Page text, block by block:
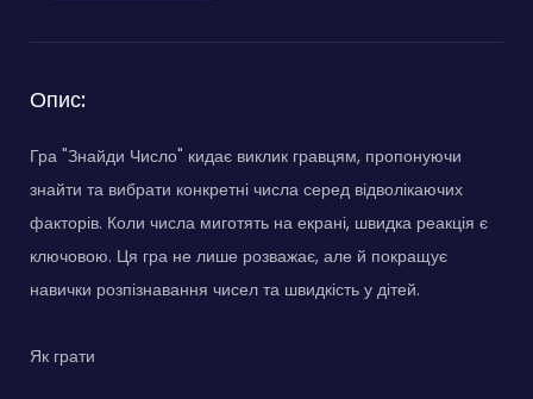
Опис:
Гра "Знайди Число" кидає виклик гравцям, пропонуючи
знайти та вибрати конкретні числа серед відволікаючих
факторів. Коли числа миготять на екрані, швидка реакція є
ключовою. Ця гра не лише розважає, але й покращує
навички розпізнавання чисел та швидкість у дітей.
Як грати